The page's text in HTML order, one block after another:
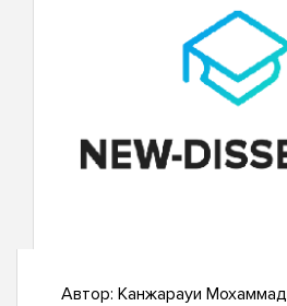
Автор: Канжарауи Мохаммад